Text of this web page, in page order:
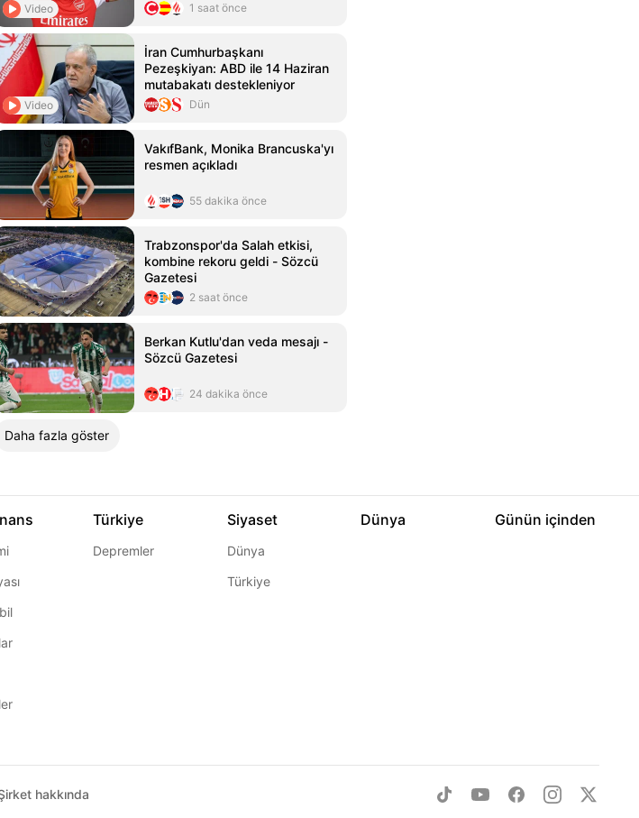
Video 1 saat önce
Video
İran Cumhurbaşkanı
Pezeşkiyan: ABD ile 14 Haziran
mutabakatı destekleniyor
Dün
VakıfBank, Monika Brancuska'yı
resmen açıkladı
55 dakika önce
Trabzonspor'da Salah etkisi,
kombine rekoru geldi - Sözcü
Gazetesi
2 saat önce
Berkan Kutlu'dan veda mesajı -
Sözcü Gazetesi
24 dakika önce
Daha fazla göster
Türkiye
Depremler
Siyaset
Dünya
Türkiye
Dünya Günün içinden
hakkında